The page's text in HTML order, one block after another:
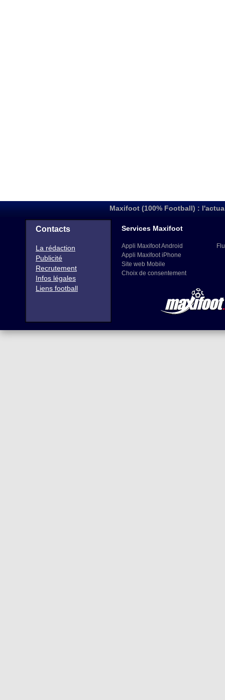
Maxifoot (100% Football) :
Contacts
La rédaction
Publicité
Recrutement
Infos légales
Liens football
Services Maxifoot
Appli Maxifoot Android
Appli Maxifoot iPhone
Site web Mobile
Choix de consentement